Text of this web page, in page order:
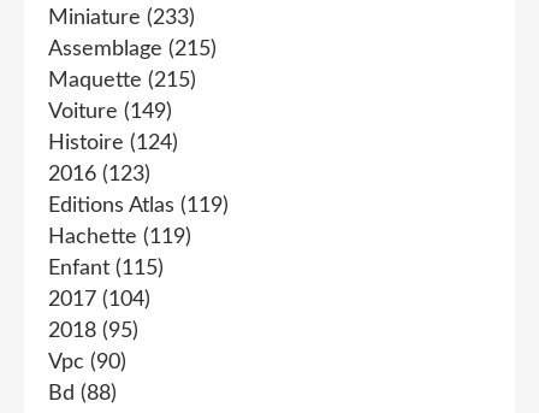
Miniature (233)
Assemblage (215)
Maquette (215)
Voiture (149)
Histoire (124)
2016 (123)
Editions Atlas (119)
Hachette (119)
Enfant (115)
2017 (104)
2018 (95)
Vpc (90)
Bd (88)